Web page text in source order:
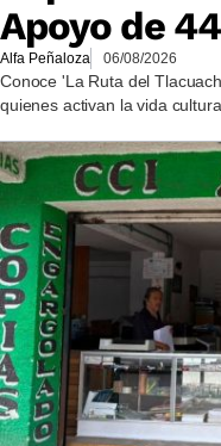
Apoyo de
Alfa Peñaloza 06/08/2026
Conoce 'La Ruta del
quienes activan la vida